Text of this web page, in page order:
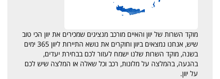
מוקד השרות של יוון והאיים מורכב מנציגים שמכירים את יוון הכי טוב
שיש, אנחנו נמצאים ביוון וחוקרים את נושא התיירות ליוון 365 ימים
בשנה, מוקד השרות שלנו ישמח לעזור לכם בבחירת יעדים,
בהגעה, בהמלצה על מלונות, רכב וכל שאלה או המלצה שיש לכם
על יוון.